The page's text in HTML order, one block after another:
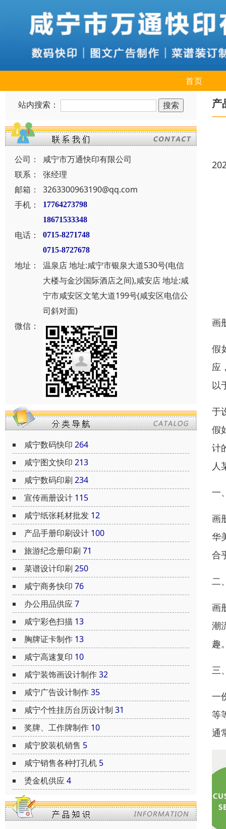
首页
站内搜索：
公司：
咸宁市万通快印有限公司
联系：
张经理
邮箱：
3263300963190@qq.com
手机：
17764273798
18671533348
电话：
0715-8271748
0715-8727678
地址：
温泉店 地址:咸宁市银泉大道530号(电信
大楼与金沙国际酒店之间),咸安店 地址:咸
宁市咸安区文笔大道199号(咸安区电信公
司斜对面)
微信：
咸宁数码快印 264
咸宁图文快印 213
咸宁数码印刷 234
宣传画册设计 115
咸宁纸张耗材批发 12
产品手册印刷设计 100
旅游纪念册印刷 71
菜谱设计印刷 250
咸宁商务快印 76
办公用品供应7
咸宁彩色扫描 13
胸牌证卡制作 13
咸宁高速复印 10
咸宁装饰画设计制作32
咸宁广告设计制作35
咸宁个性挂历台历设计制 31
奖牌、工作牌制作 10
咸宁胶装机销售 5
咸宁销售各种打孔机 5
烫金机供应4
产
画
假
应
以
于
假
计
人
一
画
华
合
二
画
潮
趣
三
一
等
通